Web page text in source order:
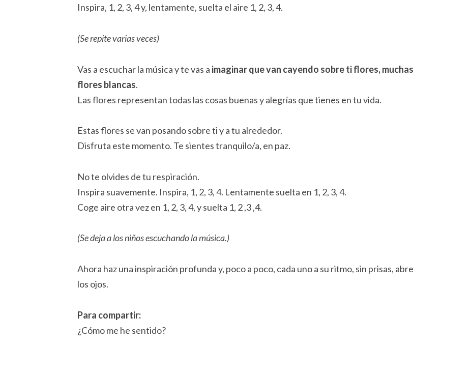
Inspira, 1, 2, 3, 4 y, lentamente, suelta el aire 1, 2, 3, 4.
(Se repite varias veces)
Vas a escuchar la música y te vas a imaginar que van cayendo sobre ti flores, muchas
flores blancas.
Las flores representan todas las cosas buenas y alegrías que tienes en tu vida.
Estas flores se van posando sobre ti y a tu alrededor.
Disfruta este momento. Te sientes tranquilo/a, en paz.
No te olvides de tu respiración.
Inspira suavemente. Inspira, 1, 2, 3, 4. Lentamente suelta en 1, 2, 3, 4.
Coge aire otra vez en 1, 2, 3, 4, y suelta 1, 2 ,3 ,4.
(Se deja a los niños escuchando la música.)
Ahora haz una inspiración profunda y, poco a poco, cada uno a su ritmo, sin prisas, abre
los ojos.
Para compartir:
¿Cómo me he sentido?